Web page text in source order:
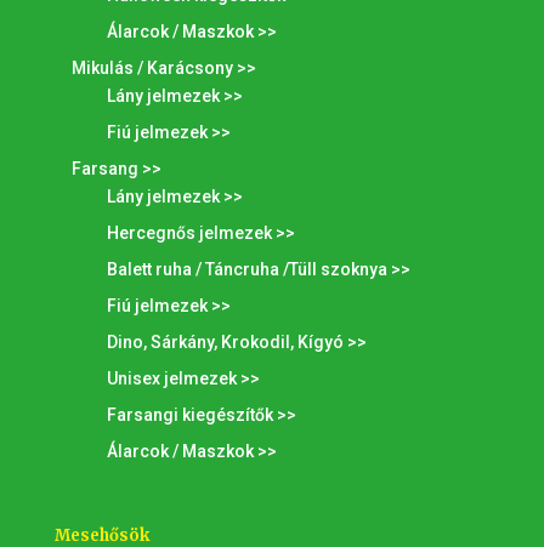
Álarcok / Maszkok >>
Mikulás / Karácsony >>
Lány jelmezek >>
Fiú jelmezek >>
Farsang >>
Lány jelmezek >>
Hercegnős jelmezek >>
Balett ruha / Táncruha /Tüll szoknya >>
Fiú jelmezek >>
Dino, Sárkány, Krokodil, Kígyó >>
Unisex jelmezek >>
Farsangi kiegészítők >>
Álarcok / Maszkok >>
Mesehősök